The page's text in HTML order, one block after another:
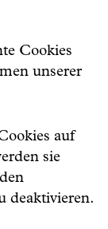
Cookies
unserer
auf
sie
deaktivieren.